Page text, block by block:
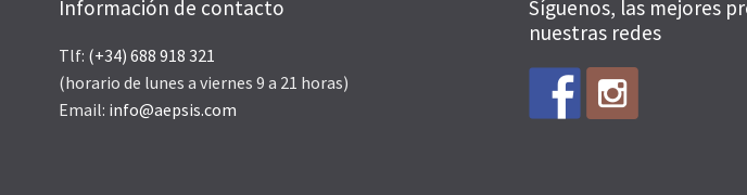
Información de contacto
Tlf: (+34) 688 918 321
(horario de lunes a viernes 9 a 21 horas)
Email: info@aepsis.com
Síguenos, las mejores
nuestras redes